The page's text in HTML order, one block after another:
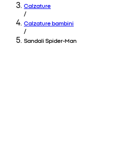
Calzature
/
Calzature bambini
/
Sandali Spider-Man